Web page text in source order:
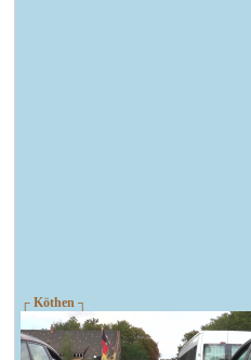
┌ Köthen ┐